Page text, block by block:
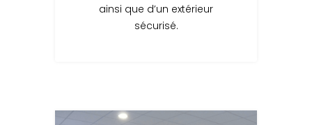
ainsi que d’un extérieur
sécurisé.